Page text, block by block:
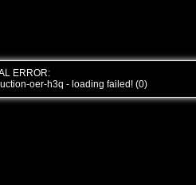
ERROR:
oer-h3q - loading failed! (0)